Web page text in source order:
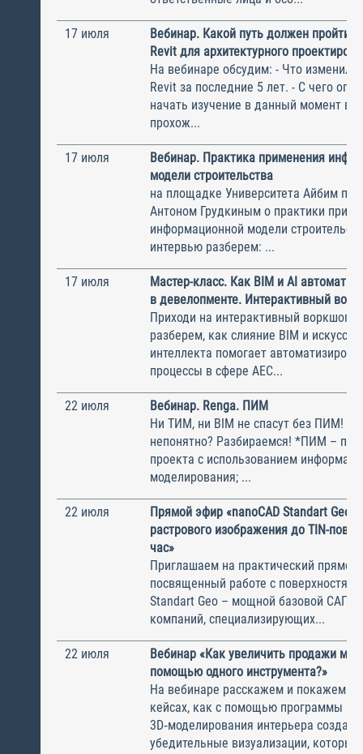
17 июля
Вебинар. Какой путь должен пройти
Revit для архитектурного
На вебинаре обсудим: - Что
Revit за последние 5 лет. - С чего
начать изучение в данный момент
прохож...
17 июля
Вебинар. Практика применения
модели строительства
на площадке Университета Айбим
Антоном Грудкиным о практики
информационной модели
интервью разберем: ...
17 июля
Мастер-класс. Как BIM и AI
в девелопменте. Интерактивный
Приходи на интерактивный воркшоп,
разберем, как слияние BIM и
интеллекта помогает
процессы в сфере AEC...
22 июля
Вебинар. Renga. ПИМ
Ни ТИМ, ни BIM не спасут без ПИМ!
непонятно? Разбираемся! *ПИМ –
проекта с использованием
моделирования; ...
22 июля
Прямой эфир «nanoCAD Standart Geo:
растрового изображения до TIN-
час»
Приглашаем на практический прямой
посвященный работе с
Standart Geo – мощной базовой САПР
компаний, специализирующих...
22 июля
Вебинар «Как увеличить продажи
помощью одного инструмента?»
На вебинаре расскажем и покажем
кейсах, как с помощью программы
3D‑моделирования интерьера
убедительные визуализации, которые